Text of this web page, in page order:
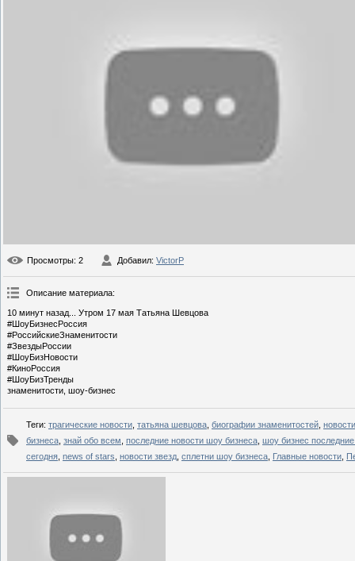
Просмотры: 2 Добавил: VictorP
Описание материала:
10 минут назад... Утром 17 мая Татьяна Шевцова
#ШоуБизнесРоссия
#РоссийскиеЗнаменитости
#ЗвездыРоссии
#ШоуБизНовости
#КиноРоссия
#ШоуБизТренды
знаменитости, шоу-бизнес
Теги: трагические новости татьяна шевцова биографии знаменитостей
бизнеса знай обо всем последние новости шоу бизнеса шоу бизнес
сегодня news of stars новости звезд сплетни шоу бизнеса Главные новости